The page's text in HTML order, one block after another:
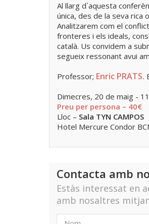
Al llarg d´aquesta
única, des de la seva rica
Analitzarem com el
fronteres i els ideals,
català. Us convidem a
segueix ressonant avui
Professor; Enric PRATS.
Dimecres, 20 de maig -
Preu per persona – 40€
Lloc – Sala TYN CAMPOS
Hotel Mercure Condor
Contacta amb
Estàs interessat en
amb nosaltres